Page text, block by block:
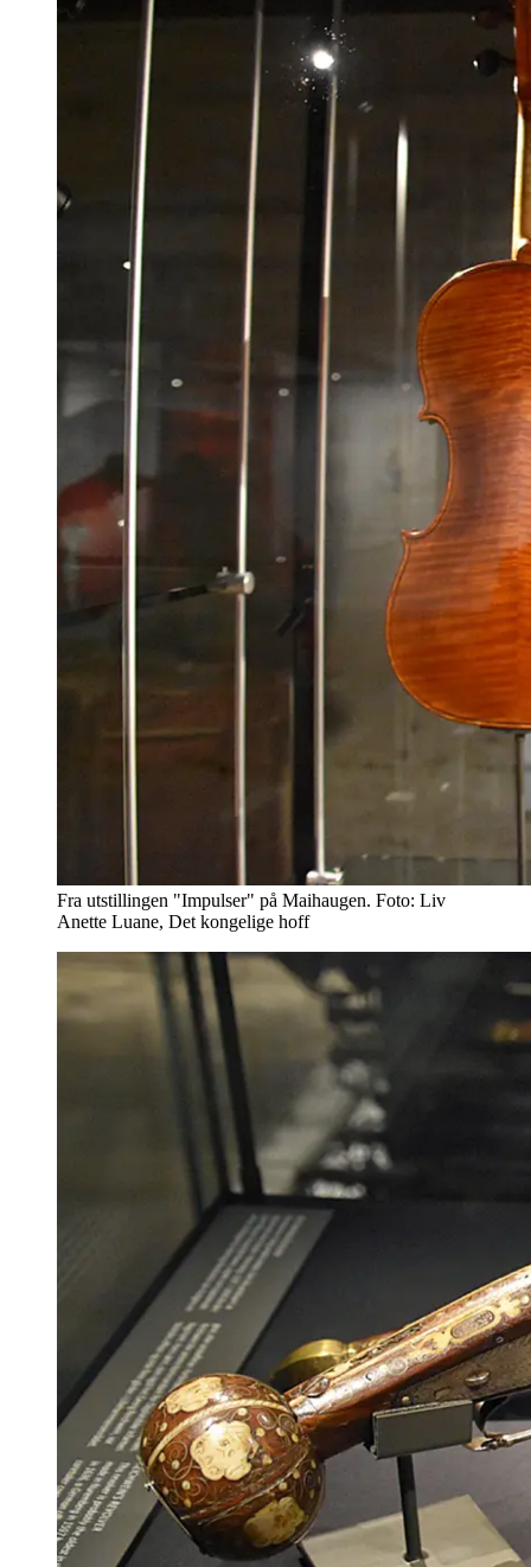
Fra utstillingen "Impulser" på Maihaugen. Foto: Liv
Anette Luane, Det kongelige hoff